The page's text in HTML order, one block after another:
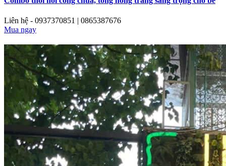
Liên hệ - 0937370851 | 0865387676
Mua ngay